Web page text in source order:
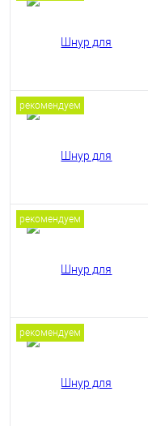
рекомендуем
рекомендуем
рекомендуем